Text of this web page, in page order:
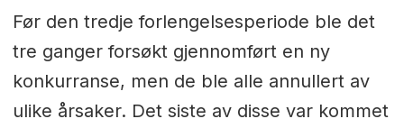
Før den tredje forlengelsesperiode ble det
tre ganger forsøkt gjennomført en ny
konkurranse, men de ble alle annullert av
ulike årsaker. Det siste av disse var kommet